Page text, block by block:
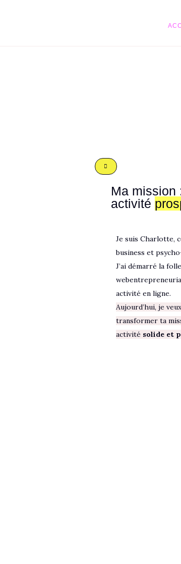
Ma mission
activité
Je suis Charlotte,
business et
J’ai démarré la
activité en ligne.
Aujourd’hui, je
transformer ta
activité solide et